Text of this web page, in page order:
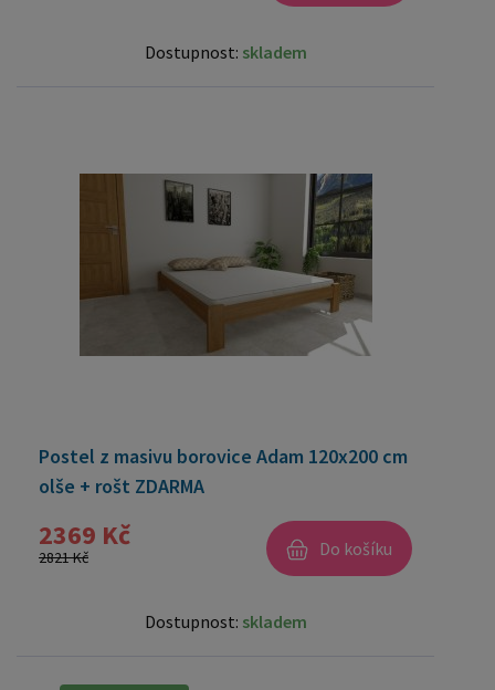
Dostupnost: skladem
Postel z masivu borovice Adam 120x200 cm
olše + rošt ZDARMA
2369 Kč
2821 Kč Do košíku
Dostupnost: skladem